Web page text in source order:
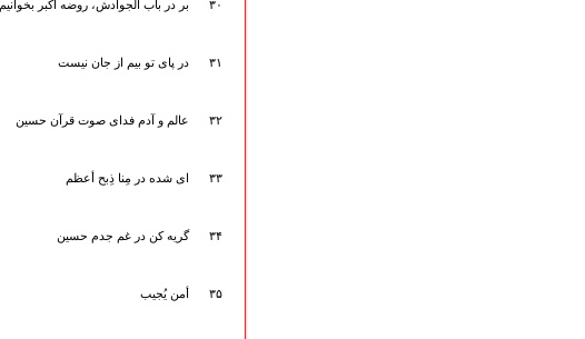
۳۰ بر در باب الجوادش، روضه‌ اکبر بخوانیم
۳۱ در پای تو بیم از جان نیست
۳۲ عالم و آدم فدای صوت قرآن حسین
۳۳ ای شده در مِنا ذِبح أعظم
۳۴ گریه کن در غم جدم حسین
۳۵ أمن یُجیب